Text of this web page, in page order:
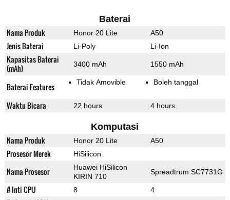
Baterai
Nama Produk Honor 20 Lite A50
Jenis Baterai Li-Poly Li-Ion
Kapasitas Baterai
(mAh)
3400 mAh 1550 mAh
Baterai Features Tidak Amovible Boleh tanggal
Waktu Bicara 22 hours 4 hours
Komputasi
Nama Produk Honor 20 Lite A50
Prosesor Merek HiSilicon
Nama Prosesor
Huawei HiSilicon
KIRIN 710
Spreadtrum SC7731G
# Inti CPU 8 4